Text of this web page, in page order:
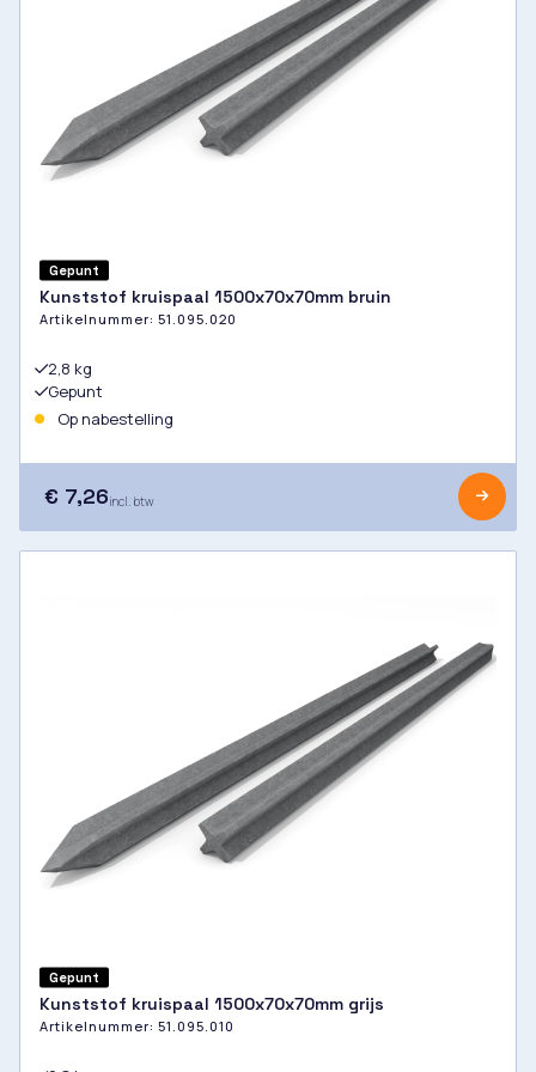
Gepunt
Kunststof kruispaal 1500x70x70mm bruin
Artikelnummer: 51.095.020
2,8 kg
Gepunt
Op nabestelling
€ 7,26incl. btw
Gepunt
Kunststof kruispaal 1500x70x70mm grijs
Artikelnummer: 51.095.010